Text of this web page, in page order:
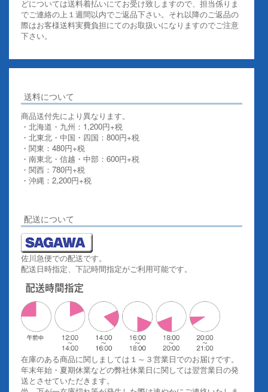
どについては送料着払いにてお受け致しますので、担当係りま
でご連絡の上１週間以内でご返品下さい。それ以降のご返品の
際はお客様送料実費負担にてのお取扱いになりますのでご注意
下さい。
送料について
商品送付先により異なります。
・北海道・九州：1,200円+税
・北東北・中国・四国：800円+税
・関東：480円+税
・南東北・信越・中部：600円+税
・関西：780円+税
・沖縄：2,200円+税
配送について
佐川急便での配送です。
配送日時指定、下記時間指定がご利用可能です。
在庫のある商品に関しましては１～３営業日でのお届けです。
年末年始・夏期休業などの弊社休業日に関しては翌営業日の発
送とさせていただきます。